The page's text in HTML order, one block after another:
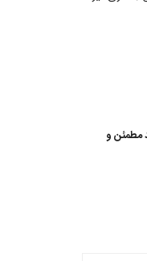
مطمئن و